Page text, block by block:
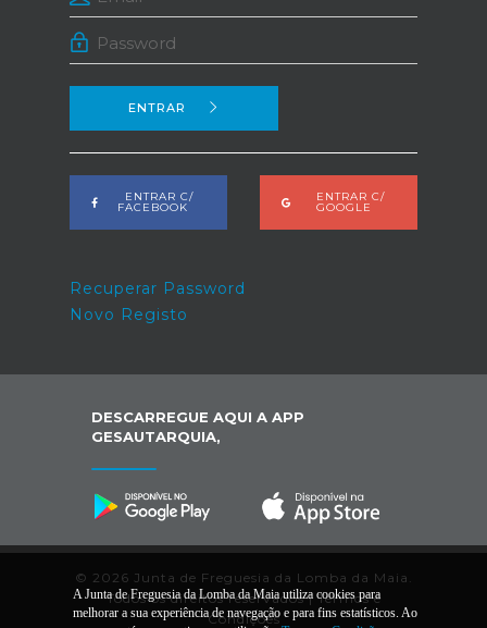
ENTRAR
ENTRAR C/
FACEBOOK
ENTRAR C/
GOOGLE
Recuperar Password
Novo Registo
DESCARREGUE AQUI A APP
GESAUTARQUIA,
© 2026 Junta de Freguesia da Lomba da Maia.
Todos os direitos reservados |Termos e
Condições
A Junta de Freguesia da Lomba da Maia utiliza cookies para
melhorar a sua experiência de navegação e para fins estatísticos. Ao